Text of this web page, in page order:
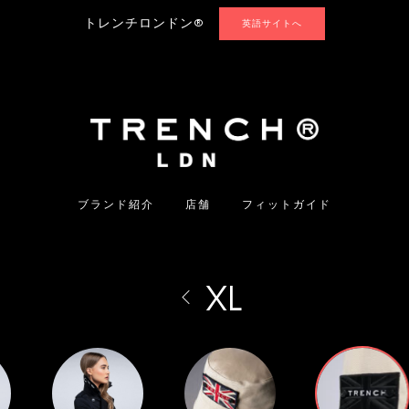
トレンチロンドン® 英語サイトへ
ブランド紹介 店舗 フィットガイド
XL